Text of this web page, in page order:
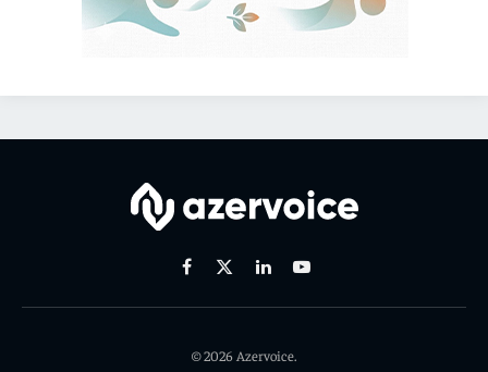
Facebook
X
LinkedinYoutube
© 2026 Azervoice.